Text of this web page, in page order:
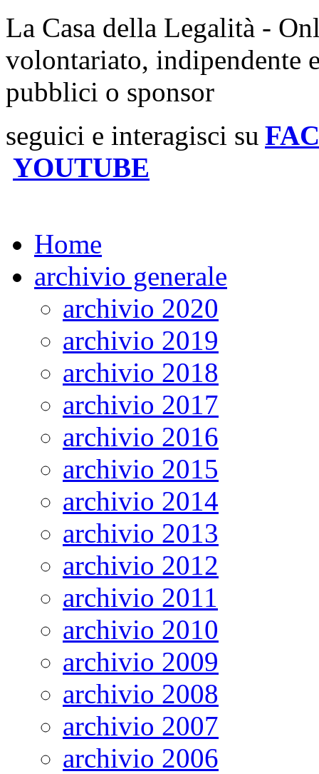
La Casa della Legalità -
volontariato, indipendente
pubblici o sponsor
seguici e interagisci su
YOUTUBE
Home
archivio generale
archivio 2020
archivio 2019
archivio 2018
archivio 2017
archivio 2016
archivio 2015
archivio 2014
archivio 2013
archivio 2012
archivio 2011
archivio 2010
archivio 2009
archivio 2008
archivio 2007
archivio 2006